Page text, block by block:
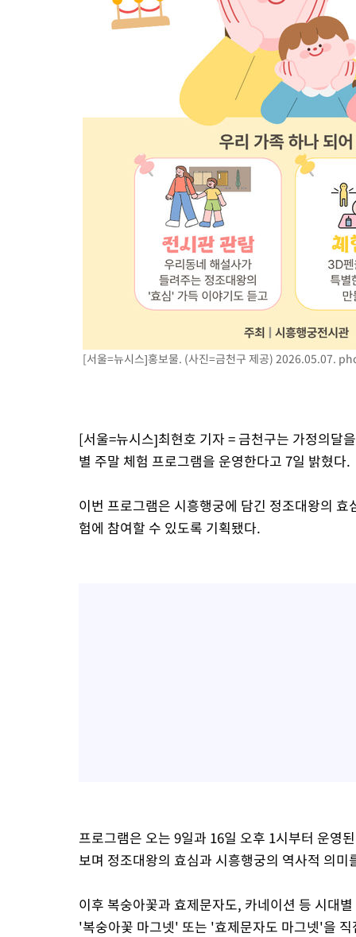
[서울=뉴시스]홍보물. (사진=금천구 제공) 2026.05.07.
[서울=뉴시스]최현호 기자 = 금천구는 가정의달
별 주말 체험 프로그램을 운영한다고 7일 밝혔다.
이번 프로그램은 시흥행궁에 담긴 정조대왕의
험에 참여할 수 있도록 기획됐다.
프로그램은 오는 9일과 16일 오후 1시부터 운영
보며 정조대왕의 효심과 시흥행궁의 역사적 의미
이후 복숭아꽃과 효제문자도, 카네이션 등 시대
'복숭아꽃 마그넷' 또는 '효제문자도 마그넷'을